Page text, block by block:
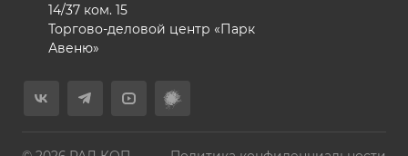
14/37 ком. 15​
Торгово-деловой центр «Парк
Авеню»